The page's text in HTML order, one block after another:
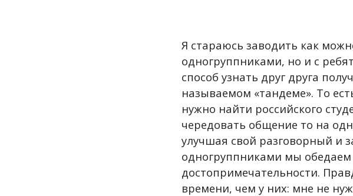
Я стараюсь заводить как
одногруппниками, но и с
способ узнать друг друга
называемом «тандеме». То
нужно найти российского
чередовать общение то на
улучшая свой разговорный и
одногруппниками мы
достопримечательности.
времени, чем у них: мне не